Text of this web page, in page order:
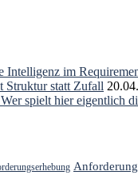
im
Struktur statt Zufall
spielt hier eigentlich